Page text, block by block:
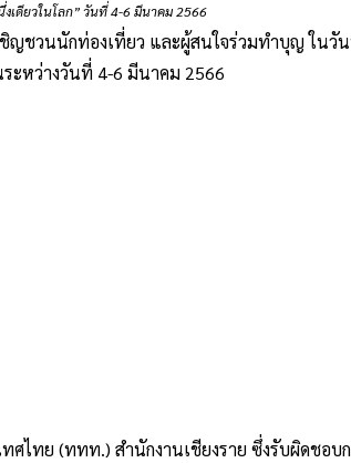
เดียวในโลก” วันที่ 4-6 มีนาคม 2566
ญชวนนักท่องเที่ยว และผู้สนใจร่วมทำบุญ ในวั
ะหว่างวันที่ 4-6 มีนาคม 2566
ไทย (ททท.) สำนักงานเชียงราย ซึ่งรับผิดชอบก